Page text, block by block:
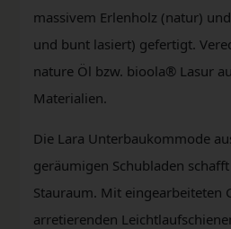
massivem Erlenholz (natur)
und bunt lasiert) gefertigt.
nature Öl bzw. bioola® Lasur
Materialien.
Die Lara Unterbaukommode
geräumigen Schubladen
Stauraum. Mit eingearbeiteten
arretierenden